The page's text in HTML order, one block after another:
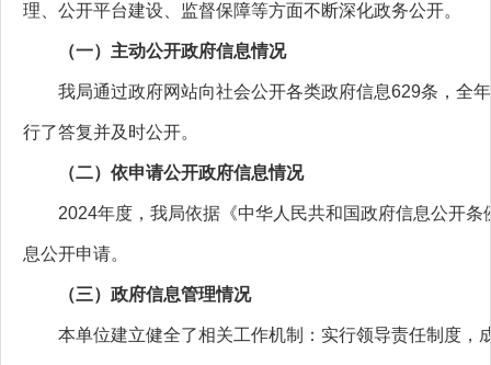
理、公开平台建设、监督保障等方面不断深化政务公开。
（一） 主动公开政府信息情况
我局通过政府网站向社会公开各类政府信息629条，全
行了答复并及时公开。
（二） 依申请公开政府信息情况
2024年度，我局依据《中华人民共和国政府信息公开
息公开申请。
（三） 政府信息管理情况
本单位建立健全了相关工作机制：实行领导责任制度